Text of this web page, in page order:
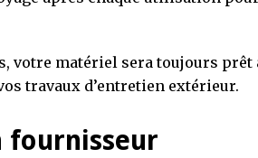
votre matériel sera toujours prêt
travaux d’entretien extérieur.
fournisseur